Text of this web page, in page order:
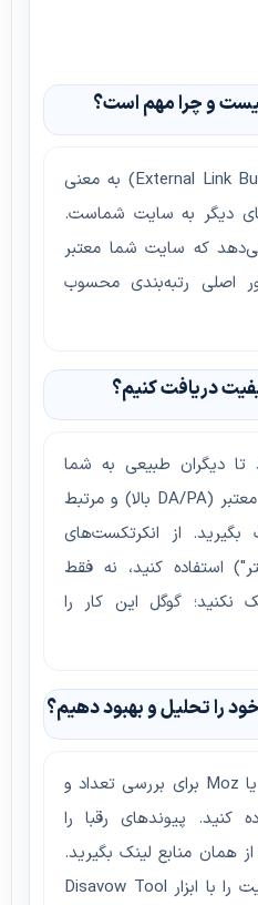
لینک‌سازی خارجی (External Link Building) به معنی
دیگر به سایت شماست.
که سایت شما معتبر
از 3 فاکتور اصلی رتبه‌بندی محسوب
تا دیگران طبیعی به شما
لینک دهند. از سایت‌های معتبر (DA/PA بالا) و مرتبط
از انکرتکست‌های
استفاده کنید، نه فقط
نکنید؛ گوگل این کار را
از ابزارهایی مثل Ahrefs یا Moz برای بررسی تعداد و
کنید. پیوندهای رقبا را
همان منابع لینک بگیرید.
پیوندهای اسپم یا بی‌کیفیت را با ابزار Disavow Tool